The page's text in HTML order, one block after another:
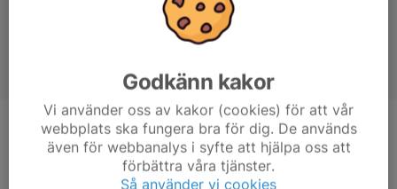
Position
-
10 år
Godkänn kakor
Vi använder oss av kakor (cookies) för att vår
webbplats ska fungera bra för dig. De används
även för webbanalys i syfte att hjälpa oss att
förbättra våra tjänster.
Så använder vi cookies